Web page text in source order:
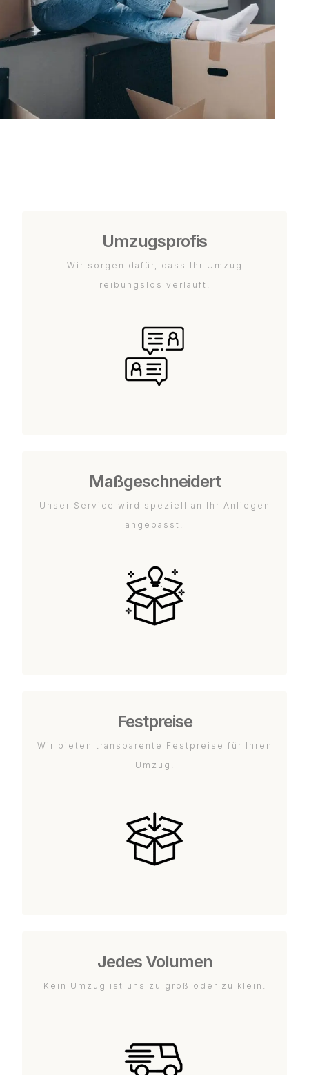
Umzugsprofis
Wir sorgen dafür, dass Ihr Umzug
reibungslos verläuft.
Maßgeschneidert
Unser Service wird speziell an Ihr Anliegen
angepasst.
Festpreise
Wir bieten transparente Festpreise für Ihren
Umzug.
Jedes Volumen
Kein Umzug ist uns zu groß oder zu klein.